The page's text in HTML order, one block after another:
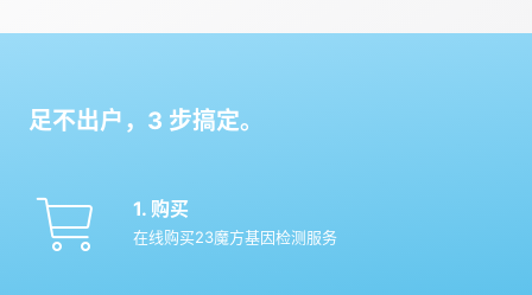
足不出户， 3 步搞定。
1. 购买
在线购买23魔方基因检测服务